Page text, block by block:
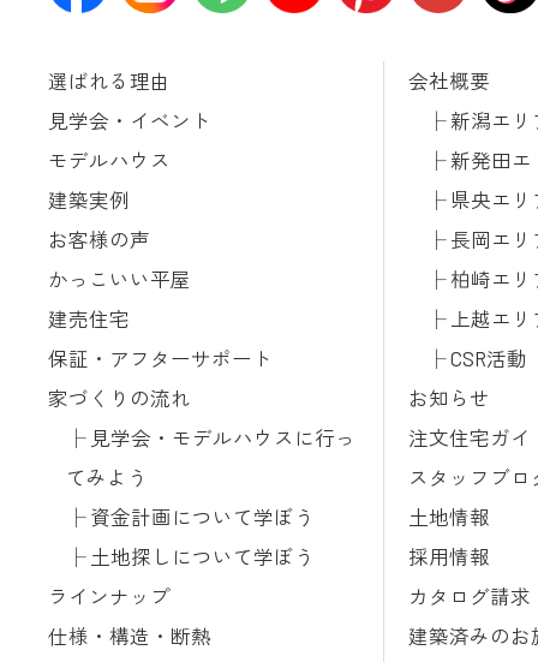
選ばれる理由
見学会・イベント
モデルハウス
建築実例
お客様の声
かっこいい平屋
建売住宅
保証・アフターサポート
家づくりの流れ
見学会・モデルハウスに行っ
てみよう
資金計画について学ぼう
土地探しについて学ぼう
ラインナップ
仕様・構造・断熱
会社概要
新潟エリ
新発田エ
県央エリ
長岡エリ
柏崎エリ
上越エリ
CSR活動
お知らせ
注文住宅ガイ
スタッフブロ
土地情報
採用情報
カタログ請求
建築済みのお